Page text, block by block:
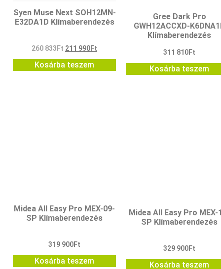
Syen Muse Next SOH12MN-
E32DA1D Klímaberendezés
260 833Ft 211 990Ft
Kosárba teszem
Gree Dark Pro
GWH12ACCXD-
Klímaberendezés
311 810Ft
Kosárba teszem
Midea All Easy Pro MEX-09-
SP Klímaberendezés
319 900Ft
Kosárba teszem
Midea All Easy Pro MEX-
SP Klímaberendezés
329 900Ft
Kosárba teszem